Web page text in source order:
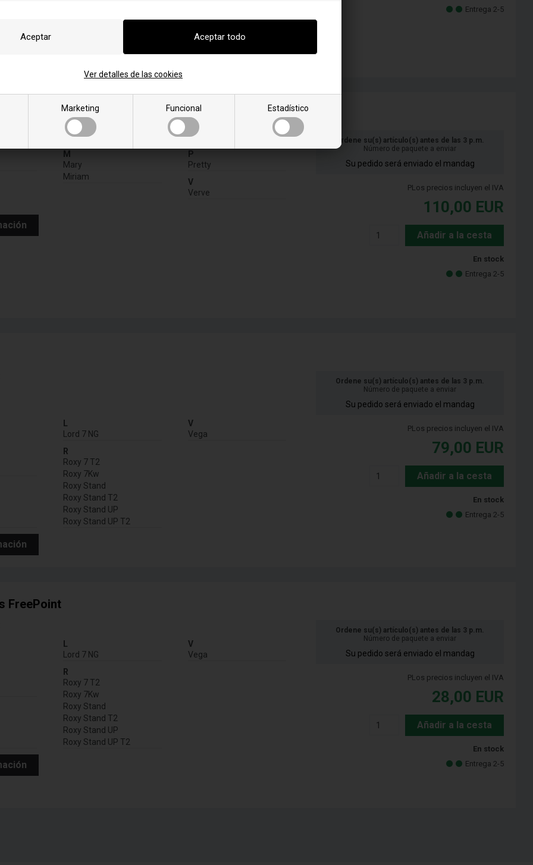
Marketing Funcional Estadístico
Ver detalles de las cookies
Entrega 2-5
M
Mary
Miriam
P
Pretty
V
Verve
Ordene su(s) artículo(s) antes de las 3 p.m.
Número de paquete a enviar
Su pedido será enviado el mandag
PLos precios incluyen el IVA
110,00 EUR
Añadir a la cesta
En stock
Entrega 2-5
L
Lord 7 NG
R
Roxy 7 T2
Roxy 7Kw
Roxy Stand
Roxy Stand T2
Roxy Stand UP
Roxy Stand UP T2
V
Vega
Ordene su(s) artículo(s) antes de las 3 p.m.
Número de paquete a enviar
Su pedido será enviado el mandag
PLos precios incluyen el IVA
79,00 EUR
Añadir a la cesta
En stock
Entrega 2-5
FreePoint
L
Lord 7 NG
R
Roxy 7 T2
Roxy 7Kw
Roxy Stand
Roxy Stand T2
Roxy Stand UP
Roxy Stand UP T2
V
Vega
Ordene su(s) artículo(s) antes de las 3 p.m.
Número de paquete a enviar
Su pedido será enviado el mandag
PLos precios incluyen el IVA
28,00 EUR
Añadir a la cesta
En stock
Entrega 2-5